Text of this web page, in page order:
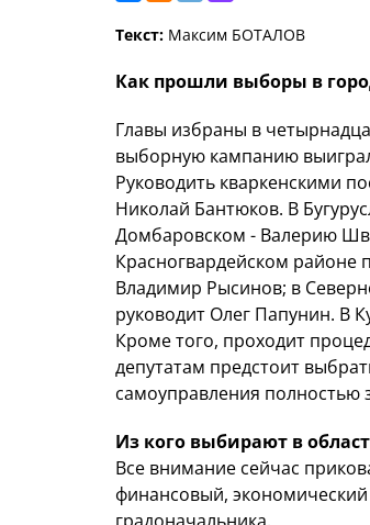
Текст: Максим БОТАЛОВ
Как прошли выборы в
Главы избраны в
выборную кампанию
Руководить кваркенскими
Николай Бантюков. В
Домбаровском - Валерию
Красногвардейском районе
Владимир Рысинов; в
руководит Олег Папунин. В
Кроме того, проходит
депутатам предстоит
самоуправления полностью
Из кого выбирают в
Все внимание сейчас
финансовый, экономический